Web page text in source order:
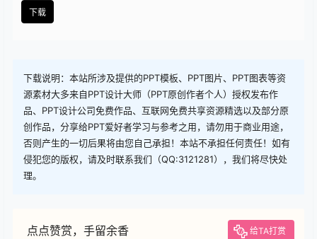
下载
下载说明：本站所涉及提供的PPT模板、PPT图片、PPT图表等资
源素材大多来自PPT设计大师（PPT原创作者个人）授权发布作
品、PPT设计公司免费作品、互联网免费共享资源精选以及部分原
创作品，分享给PPT爱好者学习与参考之用，请勿用于商业用途，
否则产生的一切后果将由您自己承担！本站不承担任何责任！如有
侵犯您的版权，请及时联系我们（QQ:3121281），我们将尽快处
理。
点点赞赏，手留余香 给TA打赏